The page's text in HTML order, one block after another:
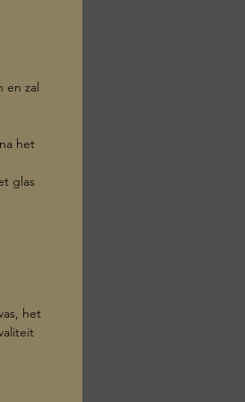
en zal
het
glas
het